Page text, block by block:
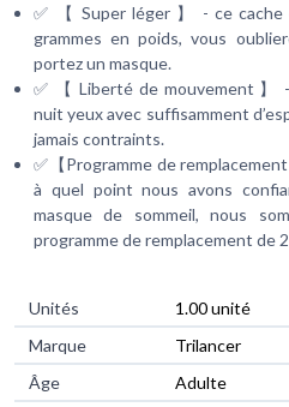
✅ 【 Super léger 】 - ce
grammes en poids, vous
portez un masque.
✅ 【 Liberté de mouvement 】
nuit yeux avec suffisamment
jamais contraints.
✅【Programme de
à quel point nous avons
masque de sommeil, nous
programme de remplacement de
Unités
‎1.00 unité
Marque
‎Trilancer
Âge
‎Adulte